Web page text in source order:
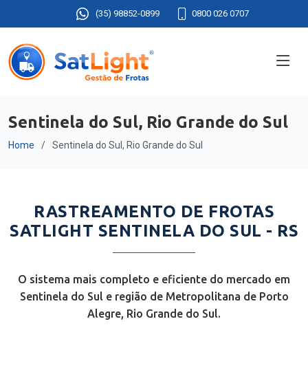
(35) 98852-0899 0800 026 0707
Sentinela do Sul, Rio Grande do Sul
Home Sentinela do Sul, Rio Grande do Sul
RASTREAMENTO DE FROTAS
SATLIGHT SENTINELA DO SUL - RS
O sistema mais completo e eficiente do mercado em
Sentinela do Sul e região de Metropolitana de Porto
Alegre, Rio Grande do Sul.